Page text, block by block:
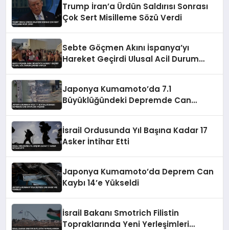
Trump İran’a Ürdün Saldırısı Sonrası
Çok Sert Misilleme Sözü Verdi
Sebte Göçmen Akını İspanya’yı
Hareket Geçirdi Ulusal Acil Durum
Japonya Kumamoto’da 7.1
Büyüklüğündeki Depremde Can
İsrail Ordusunda Yıl Başına Kadar 17
Asker İntihar Etti
Japonya Kumamoto’da Deprem Can
Kaybı 14’e Yükseldi
İsrail Bakanı Smotrich Filistin
Topraklarında Yeni Yerleşimleri